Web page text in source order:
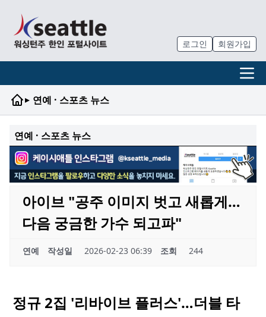
로그인 회원가입
▸ 연예 · 스포츠 뉴스
연예 · 스포츠 뉴스
아이브 "공주 이미지 벗고 새롭게…
다음 궁금한 가수 되고파"
연예 작성일 2026-02-23 06:39 조회 244
정규 2집 '리바이브 플러스'…더블 타